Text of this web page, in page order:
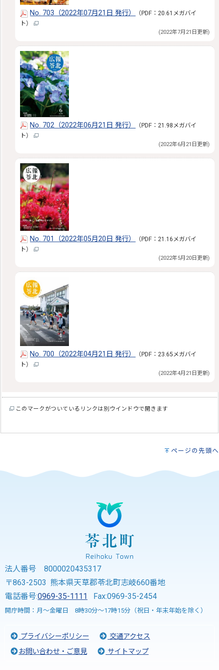
No. 703（2022年07月21日 発行）
（PDF：20.61メガバイ
ト）
(2022年7月21日更新)
No. 702（2022年06月21日 発行）
（PDF：21.98メガバイ
ト）
(2022年6月21日更新)
No. 701（2022年05月20日 発行）
（PDF：21.16メガバイ
ト）
(2022年5月20日更新)
No. 700（2022年04月21日 発行）
（PDF：23.65メガバイ
ト）
(2022年4月21日更新)
このマークがついているリンクは別ウインドウで開きます
ページの先頭へ
法人番号 8000020435317
〒863-2503 熊本県天草郡苓北町志岐660番地
電話番号:0969-35-1111 Fax:0969-35-2454
開庁時間：月～金曜日 8時30分～17時15分（祝日・年末年始を除く）
プライバシーポリシー
交通アクセス
お問い合わせ・ご意見
サイトマップ